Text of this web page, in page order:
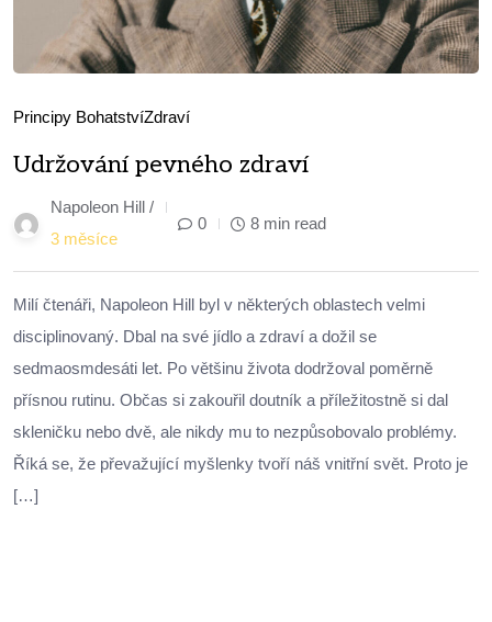
Principy BohatstvíZdraví
Udržování pevného zdraví
Napoleon Hill /
3 měsíce
0 8 min read
Milí čtenáři, Napoleon Hill byl v některých oblastech velmi
disciplinovaný. Dbal na své jídlo a zdraví a dožil se
sedmaosmdesáti let. Po většinu života dodržoval poměrně
přísnou rutinu. Občas si zakouřil doutník a příležitostně si dal
skleničku nebo dvě, ale nikdy mu to nezpůsobovalo problémy.
Říká se, že převažující myšlenky tvoří náš vnitřní svět. Proto je
[…]